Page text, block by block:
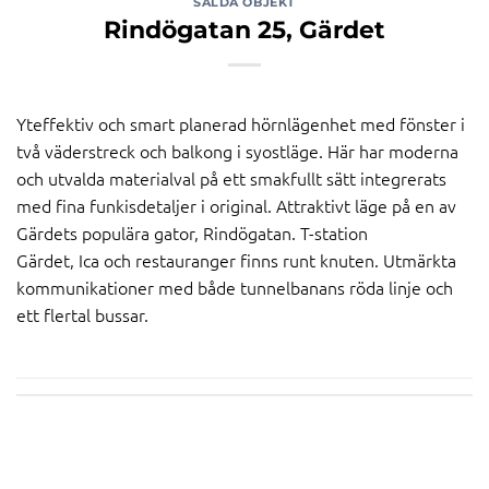
Rindögatan 25, Gärdet
Yteffektiv och smart planerad hörnlägenhet med fönster i
två väderstreck och balkong i syostläge. Här har moderna
och utvalda materialval på ett smakfullt sätt integrerats
med fina funkisdetaljer i original. Attraktivt läge på en av
Gärdets populära gator, Rindögatan. T-station
Gärdet, Ica och restauranger finns runt knuten. Utmärkta
kommunikationer med både tunnelbanans röda linje och
ett flertal bussar.